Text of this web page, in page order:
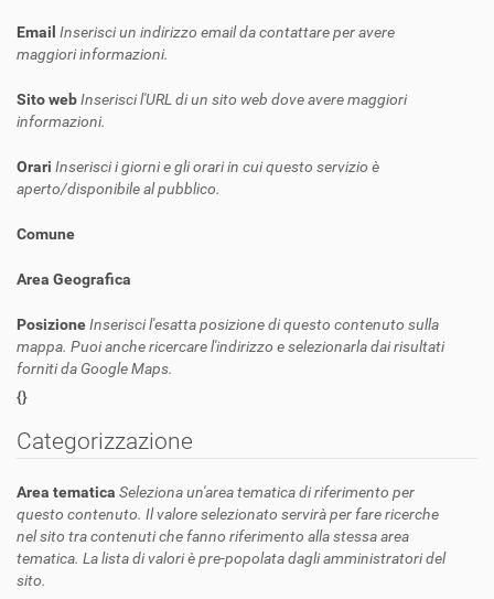
Email Inserisci un indirizzo email da contattare per avere
maggiori informazioni.
Sito webInserisci l'URL di un sito web dove avere maggiori
informazioni.
Orari Inserisci i giorni e gli orari in cui questo servizio è
aperto/disponibile al pubblico.
Comune
Area Geografica
PosizioneInserisci l'esatta posizione di questo contenuto sulla
mappa. Puoi anche ricercare l'indirizzo e selezionarla dai risultati
forniti da Google Maps.
{}
Categorizzazione
Area tematica Seleziona un'area tematica di riferimento per
questo contenuto. Il valore selezionato servirà per fare ricerche
nel sito tra contenuti che fanno riferimento alla stessa area
tematica. La lista di valori è pre-popolata dagli amministratori del
sito.